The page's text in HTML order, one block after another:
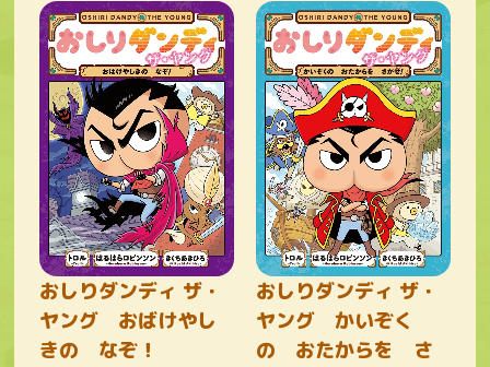
おしりダンディ ザ・
ヤング おばけやし
きの なぞ！
おしりダンディ ザ・
ヤング かいぞく
の おたからを さ